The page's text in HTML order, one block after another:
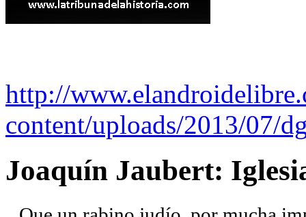
http://
content/uploads/2013/07/
Joaquín Jaubert: